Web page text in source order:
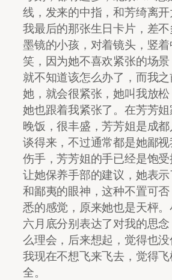
线，发来的中指，和芳绮离
我最后的那张生日卡片，差
墨镜的小孩，对着镜头，竖
笑，因为她不喜欢紧张的场
就不知道该怎么办了，而我
她，就会很紧张，她叫我放
她也跟着我紧张了。在芳芳
晚饭，很丰盛，芳芳姐是成
谈得来，不过通常都是她鄙
伤手，芳芳姐的手已经是饱
让她保养手部的建议，她表示
和鄙夷的眼神，这种不置可
悉的感觉，原来她也是天枰
六月底分别表达了对我的思
么理会，后来想起，觉得也没
我现在不想飞来飞去，觉得
全。